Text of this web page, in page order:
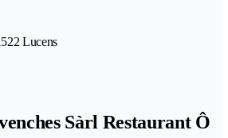
Lucens
Sàrl Restaurant Ô